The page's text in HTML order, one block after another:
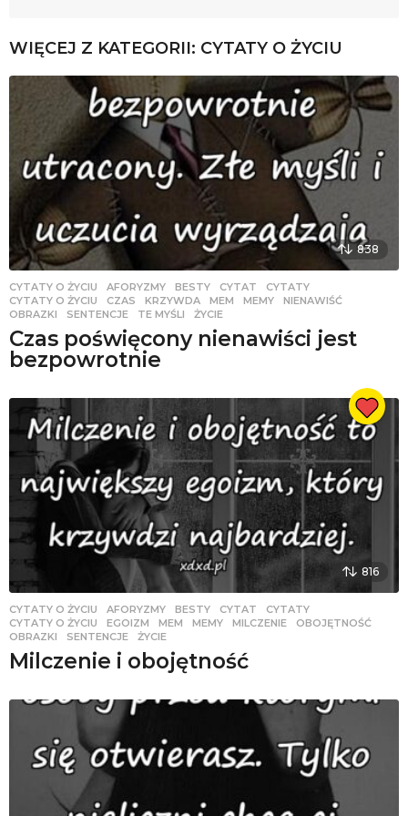
WIĘCEJ Z KATEGORII: CYTATY O ŻYCIU
838
CYTATY O ŻYCIU AFORYZMY ,BESTY ,CYTAT ,CYTATY
CYTATY O ŻYCIU
,CZAS ,KRZYWDA ,MEM ,MEMY ,NIENAWIŚĆ
OBRAZKI
,SENTENCJE ,TE MYŚLI ,ŻYCIE
Czas poświęcony nienawiści jest
bezpowrotnie
816
CYTATY O ŻYCIU AFORYZMY ,BESTY ,CYTAT ,CYTATY
CYTATY O ŻYCIU
,EGOIZM ,MEM ,MEMY ,MILCZENIE ,OBOJĘTNOŚĆ
OBRAZKI
,SENTENCJE ,ŻYCIE
Milczenie i obojętność